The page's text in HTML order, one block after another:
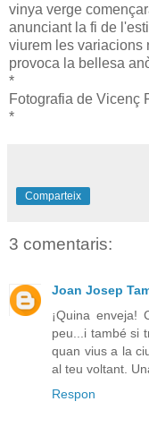
vinya verge
anunciant la fi de
viurem les variacions
provoca la bellesa
*
Fotografia de Vicenç
*
Comparteix
3 comentaris:
Joan Josep
¡Quina enveja!
peu...i també si
quan vius a la
al teu voltant.
Respon